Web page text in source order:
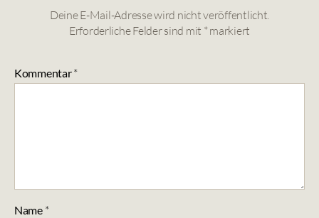
Deine E-Mail-Adresse wird nicht veröffentlicht.
Erforderliche Felder sind mit * markiert
Kommentar*
Name *